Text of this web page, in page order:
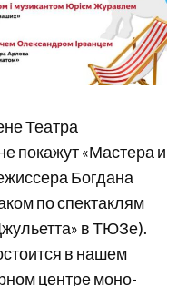
Театра
покажут «Мастера и
Богдана
по спектаклям
в ТЮЗе).
в нашем
центре моно-